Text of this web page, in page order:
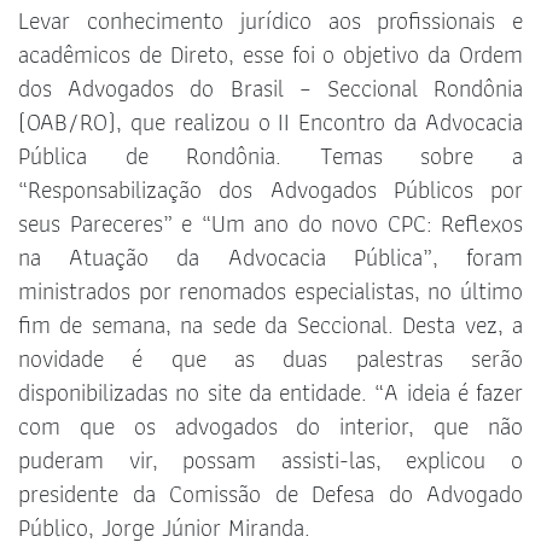
Levar conhecimento jurídico aos profissionais e
acadêmicos de Direto, esse foi o objetivo da Ordem
dos Advogados do Brasil – Seccional Rondônia
(OAB/RO), que realizou o II Encontro da Advocacia
Pública de Rondônia. Temas sobre a
“Responsabilização dos Advogados Públicos por
seus Pareceres” e “Um ano do novo CPC: Reflexos
na Atuação da Advocacia Pública”, foram
ministrados por renomados especialistas, no último
fim de semana, na sede da Seccional. Desta vez, a
novidade é que as duas palestras serão
disponibilizadas no site da entidade. “A ideia é fazer
com que os advogados do interior, que não
puderam vir, possam assisti-las, explicou o
presidente da Comissão de Defesa do Advogado
Público, Jorge Júnior Miranda.